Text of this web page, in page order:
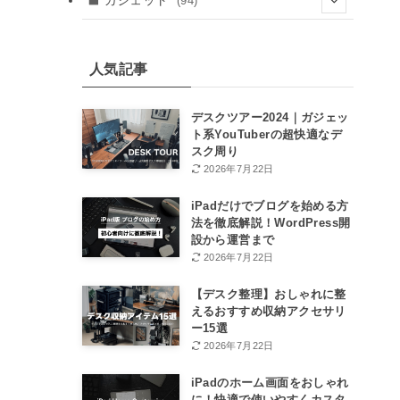
(12)
(46)
(15)
人気記事
デスクツアー2024｜ガジェッ
ト系YouTuberの超快適なデ
スク周り
2026年7月22日
iPadだけでブログを始める方
法を徹底解説！WordPress開
設から運営まで
2026年7月22日
【デスク整理】おしゃれに整
えるおすすめ収納アクセサリ
ー15選
2026年7月22日
iPadのホーム画面をおしゃれ